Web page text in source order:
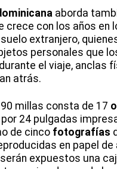
aborda
crece con los años en
extranjero,
personales que
el viaje, anclas
atrás.
90 millas consta de 17
24 pulgadas
de cinco fotografías
en papel de
expuestos una